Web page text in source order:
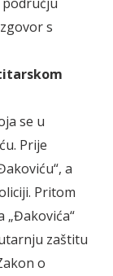
s
se u
Prije
a
Pritom
zaštitu
o